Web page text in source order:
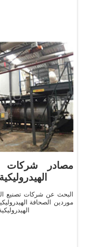
مصادر شركات
البحث عن شركات تصنيع
موردين الصحافة